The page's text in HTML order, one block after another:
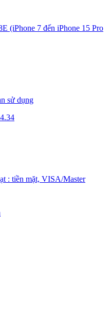
(iPhone 7 đến iPhone 15 Pro
sử dụng
: tiền mặt, VISA/Master